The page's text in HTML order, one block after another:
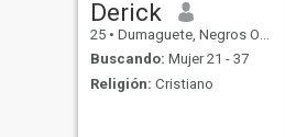
Derick
25 • Dumaguete, Negros Oriental, Filipinas
Buscando: Mujer 21 - 37
Religión: Cristiano